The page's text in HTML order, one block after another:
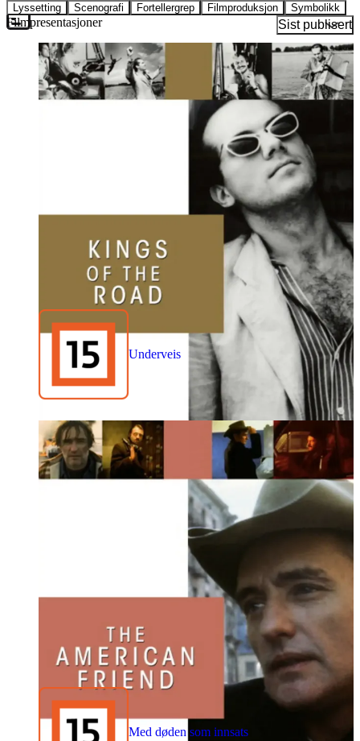
Lyssetting
Scenografi Fortellergrep Filmproduksjon Symbolikk
Sist publisert
Filmpresentasjoner
Underveis
Med døden som innsats